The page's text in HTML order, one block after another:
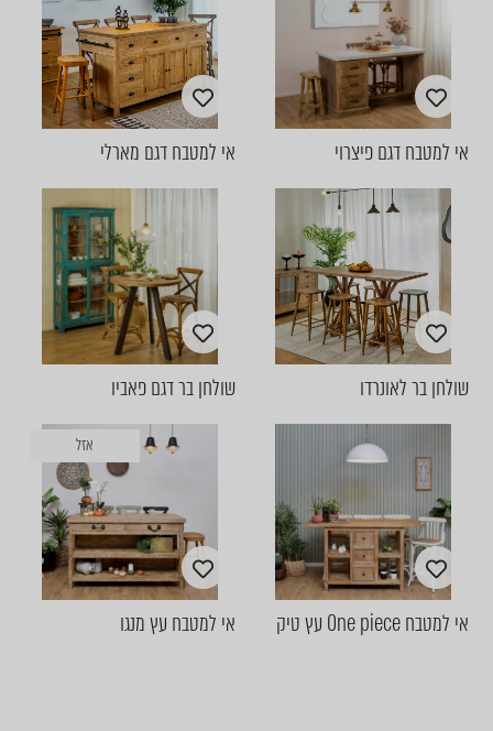
אי למטבח דגם פיצרוי אי למטבח דגם מארלי
שולחן בר לאונרדו שולחן בר דגם פאביו
אי למטבח One piece עץ טיק
אזל
אי למטבח עץ מנגו